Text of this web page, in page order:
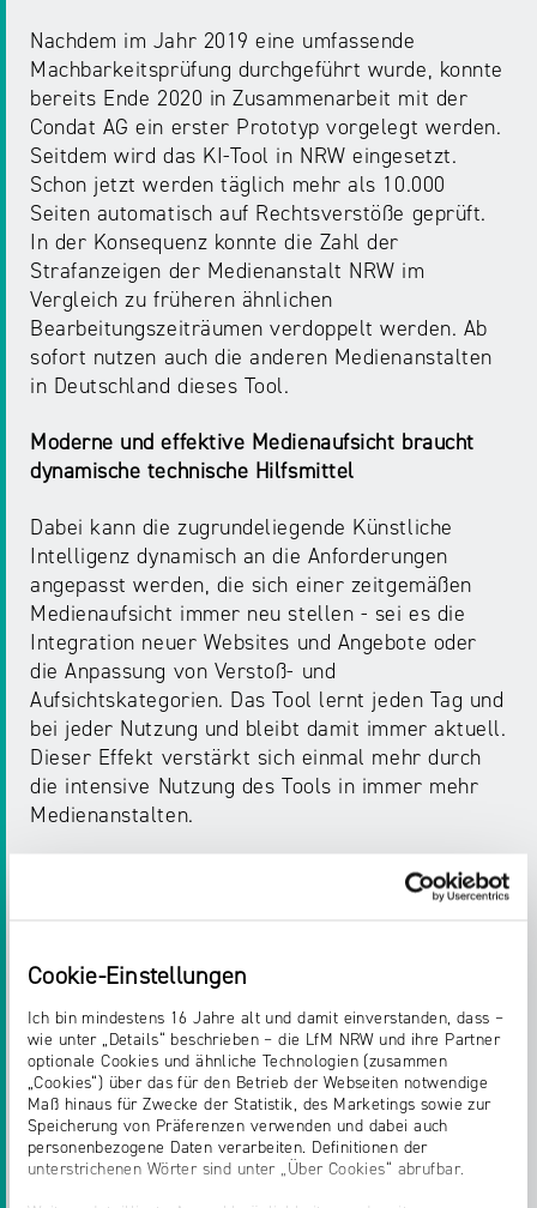
Cookie-Einstellungen
Ich bin mindestens 16 Jahre alt und damit einverstanden, dass –
wie unter „Details“ beschrieben – die LfM NRW und ihre Partner
optionale Cookies und ähnliche Technologien (zusammen
„Cookies“) über das für den Betrieb der Webseiten notwendige
Maß hinaus für Zwecke der Statistik, des Marketings sowie zur
Speicherung von Präferenzen verwenden und dabei auch
personenbezogene Daten verarbeiten. Definitionen der
unterstrichenen Wörter sind unter „Über Cookies“ abrufbar.
Elternabende
Nachdem im Jahr 2019 eine umfassende
Machbarkeitsprüfung durchgeführt wurde, konnte
bereits Ende 2020 in Zusammenarbeit mit der
Condat AG ein erster Prototyp vorgelegt werden.
Seitdem wird das KI-Tool in NRW eingesetzt.
Schon jetzt werden täglich mehr als 10.000
Seiten automatisch auf Rechtsverstöße geprüft.
In der Konsequenz konnte die Zahl der
Strafanzeigen der Medienanstalt NRW im
Vergleich zu früheren ähnlichen
Bearbeitungszeiträumen verdoppelt werden. Ab
sofort nutzen auch die anderen Medienanstalten
in Deutschland dieses Tool.
Moderne und effektive Medienaufsicht braucht
dynamische technische Hilfsmittel
Dabei kann die zugrundeliegende Künstliche
Intelligenz dynamisch an die Anforderungen
angepasst werden, die sich einer zeitgemäßen
Medienaufsicht immer neu stellen - sei es die
Integration neuer Websites und Angebote oder
die Anpassung von Verstoß- und
Aufsichtskategorien. Das Tool lernt jeden Tag und
bei jeder Nutzung und bleibt damit immer aktuell.
Dieser Effekt verstärkt sich einmal mehr durch
die intensive Nutzung des Tools in immer mehr
Medienanstalten.
Gleichzeitig gelingt es so trotz der föderalen
Auch aus dem europäischen Ausland gibt es
daher erste Anfragen, das Tool zu nutzen und so
zu einer grenzüberschreitenden
Rechtsdurchsetzung beizutragen.
Mit dem KI-Tool wurden zudem Mechanismen
geschaffen, mit denen sich der Mitarbeiterschutz